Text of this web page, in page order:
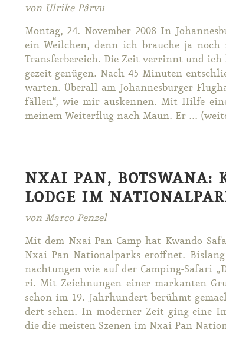
von Ulrike Pârvu
Mon­tag, 24. No­vem­ber 2008 In
ein Weil­chen, denn ich brau­che ja
Trans­fer­be­reich. Die Zeit ver­rinnt und ich
ge­zeit ge­nü­gen. Nach 45 Mi­nu­ten
war­ten. Über­all am Jo­han­nes­bur­ger
fäl­len“, wie mir aus­ken­nen. Mit Hil­fe
mei­nem Wei­ter­flug nach Maun. Er ...
NXAI PAN, BOTSWANA:
LODGE IM
von Marco Penzel
Mit dem Nxai Pan Camp hat Kwan­do
Nxai Pan Na­tio­nal­parks er­öff­net.
nach­tun­gen wie auf der Cam­ping-Sa­fa­ri
ri. Mit Zeich­nun­gen ei­ner mar­kan­ten
schon im 19. Jahr­hun­dert be­rühmt
dert se­hen. In mo­der­ner Zeit ging ei­ne
die die meis­ten Sze­nen im Nxai Pan